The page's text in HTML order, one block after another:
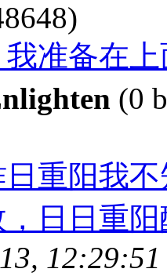
准备在
(0
重阳我
，日日重
12:29:51